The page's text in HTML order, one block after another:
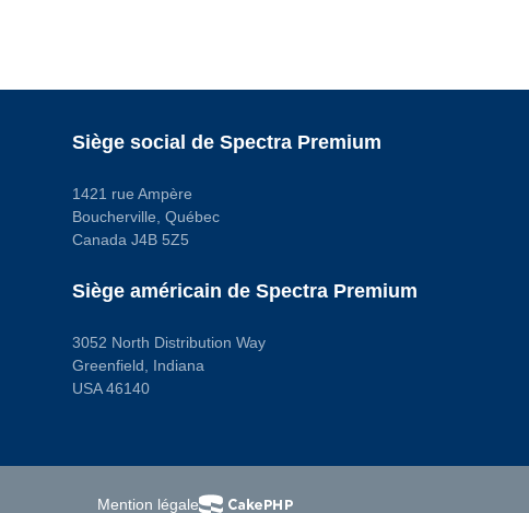
Siège social de Spectra Premium
1421 rue Ampère
Boucherville, Québec
Canada J4B 5Z5
Siège américain de Spectra Premium
3052 North Distribution Way
Greenfield, Indiana
USA 46140
Mention légale